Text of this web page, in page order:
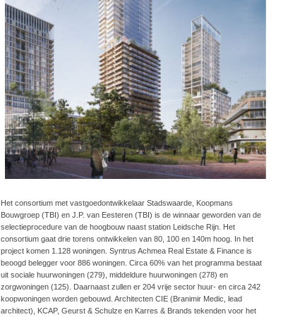
Het consortium met vastgoedontwikkelaar Stadswaarde, Koopmans
Bouwgroep (TBI) en J.P. van Eesteren (TBI) is de winnaar geworden van de
selectieprocedure van de hoogbouw naast station Leidsche Rijn. Het
consortium gaat drie torens ontwikkelen van 80, 100 en 140m hoog. In het
project komen 1.128 woningen. Syntrus Achmea Real Estate & Finance is
beoogd belegger voor 886 woningen. Circa 60% van het programma bestaat
uit sociale huurwoningen (279), middeldure huurwoningen (278) en
zorgwoningen (125). Daarnaast zullen er 204 vrije sector huur- en circa 242
koopwoningen worden gebouwd. Architecten CIE (Branimir Medic, lead
architect), KCAP, Geurst & Schulze en Karres & Brands tekenden voor het